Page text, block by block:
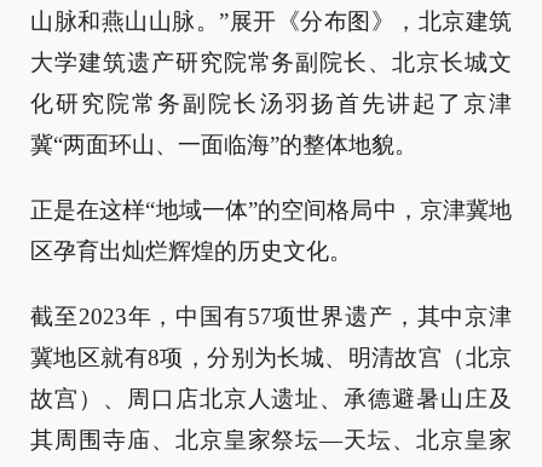
山脉和燕山山脉。”展开《分布图》，北京建筑
大学建筑遗产研究院常务副院长、北京长城文
化研究院常务副院长汤羽扬首先讲起了京津
冀“两面环山、一面临海”的整体地貌。
正是在这样“地域一体”的空间格局中，京津冀地
区孕育出灿烂辉煌的历史文化。
截至2023年，中国有57项世界遗产，其中京津
冀地区就有8项，分别为长城、明清故宫（北京
故宫）、周口店北京人遗址、承德避暑山庄及
其周围寺庙、北京皇家祭坛—天坛、北京皇家